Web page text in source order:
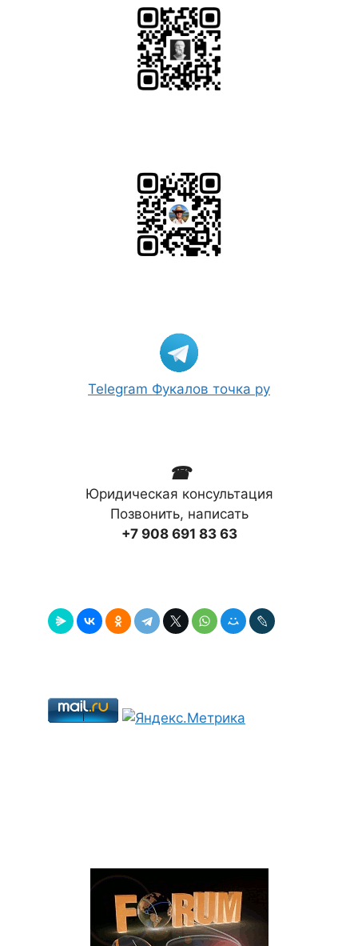
Telegram Фукалов точка ру
☎
Юридическая консультация
Позвонить, написать
+7 908 691 83 63